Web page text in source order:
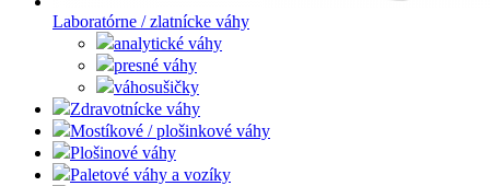
Laboratórne / zlatnícke váhy
analytické váhy
presné váhy
váhosušičky
Zdravotnícke váhy
Mostíkové / plošinkové váhy
Plošinové váhy
Paletové váhy a vozíky